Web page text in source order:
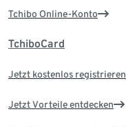
Tchibo Online-Konto
TchiboCard
Jetzt kostenlos registrieren
Jetzt Vorteile entdecken